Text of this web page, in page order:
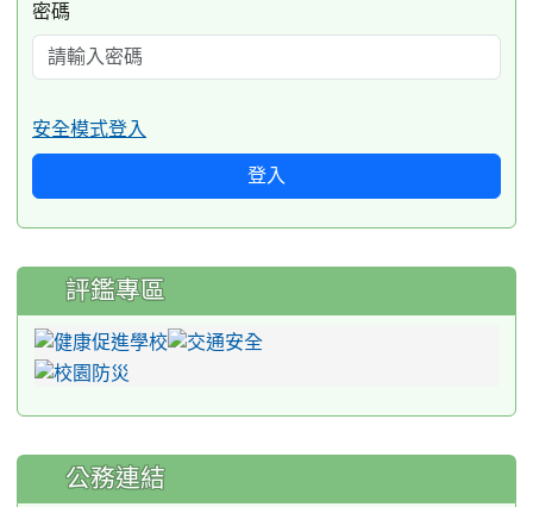
密碼
安全模式登入
登入
評鑑專區
公務連結